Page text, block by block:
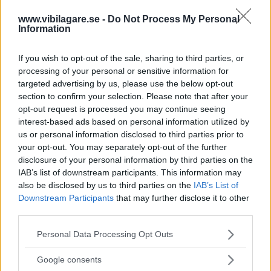
www.vibilagare.se - Do Not Process My Personal
Information
If you wish to opt-out of the sale, sharing to third parties, or
processing of your personal or sensitive information for
targeted advertising by us, please use the below opt-out
section to confirm your selection. Please note that after your
opt-out request is processed you may continue seeing
interest-based ads based on personal information utilized by
us or personal information disclosed to third parties prior to
your opt-out. You may separately opt-out of the further
disclosure of your personal information by third parties on the
IAB’s list of downstream participants. This information may
also be disclosed by us to third parties on the IAB’s List of
Downstream Participants that may further disclose it to other
Please note that this website/app uses one or more Google
not limited to your visit or usage behaviour. You may click to
Personal Data Processing Opt Outs
Google consents
(2021)
enklare, inte minst tack vare modeller som Kia EV6, Tesla
Model Y och Volkswagen ID.4 GTX. Vilken av dem är bästa
valet?
0 kommentarer Gasa (11) Bromsa (5)
Provkörning: Tesla
Model 3 (2021)
PROVKÖRNING 4 november 2021
Teslas överlägsna
laddnätverk ger märkets bilar ett kraftigt övertag när det
konkurrenterna ännu längre.
19 kommentarer